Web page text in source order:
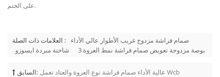
على الختم.
العلامات ذات الصلة :
صمام فراشة مزدوج غريب الأطوار عالي الأداء
شاحنة مبردة ايسوزو
3 بوصة مزدوجة تعويض صمام فراشة نمط العروة
السابق: عالية الأداء صمام فراشة نوع العروة والعتاد تعمل Wcb